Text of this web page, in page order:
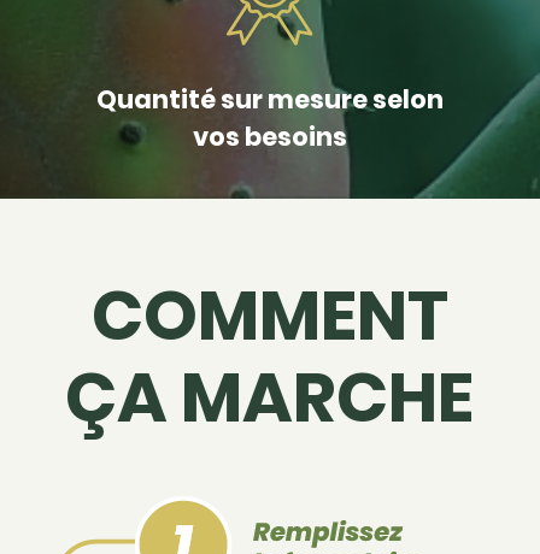
Quantité sur mesure selon
vos besoins
COMMENT
ÇA MARCHE